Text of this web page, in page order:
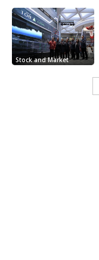
Stock and Market